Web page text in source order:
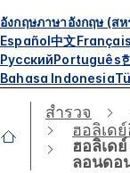
อังกฤษภาษาอังกฤษ (ส
Español中文Français
РусскийPortuguês
Bahasa Indonesia
สำรวจ
ฮอลิเด
ฮอลิเด
ลอนดอ